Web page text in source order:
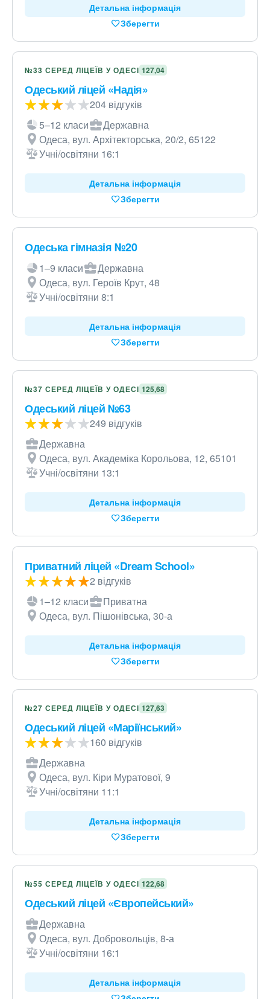
Детальна інформація
Зберегти
№33 СЕРЕД ЛІЦЕЇВ У ОДЕСІ 127,04
Одеський ліцей «Надія»
204 відгуків
5–12 класи
Державна
Одеса, вул. Архітекторська, 20/2, 65122
Учні/освітяни 16:1
Детальна інформація
Зберегти
Одеська гімназія №20
1–9 класи
Державна
Одеса, вул. Героїв Крут, 48
Учні/освітяни 8:1
Детальна інформація
Зберегти
№37 СЕРЕД ЛІЦЕЇВ У ОДЕСІ 125,68
Одеський ліцей №63
249 відгуків
Державна
Одеса, вул. Академіка Корольова, 12, 65101
Учні/освітяни 13:1
Детальна інформація
Зберегти
Приватний ліцей «Dream School»
2 відгуків
1–12 класи
Приватна
Одеса, вул. Пішонівська, 30-а
Детальна інформація
Зберегти
№27 СЕРЕД ЛІЦЕЇВ У ОДЕСІ 127,63
Одеський ліцей «Маріїнський»
160 відгуків
Державна
Одеса, вул. Кіри Муратової, 9
Учні/освітяни 11:1
Детальна інформація
Зберегти
№55 СЕРЕД ЛІЦЕЇВ У ОДЕСІ 122,68
Одеський ліцей «Європейський»
Державна
Одеса, вул. Добровольців, 8-а
Учні/освітяни 16:1
Детальна інформація